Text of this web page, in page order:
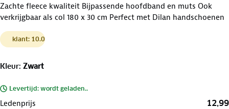
Zachte fleece kwaliteit Bijpassende hoofdband en muts Ook
verkrijgbaar als col 180 x 30 cm Perfect met Dilan handschoenen
klant: 10.0
Kleur: Zwart
Levertijd: wordt geladen..
Ledenprijs 12,99